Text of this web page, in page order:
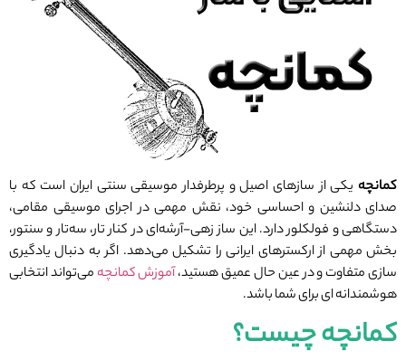
کمانچه یکی از سازهای اصیل و پرطرفدار موسیقی سنتی ایران است که با
صدای دلنشین و احساسی خود، نقش مهمی در اجرای موسیقی مقامی،
دستگاهی و فولکلور دارد. این ساز زهی-آرشه‌ای در کنار تار، سه‌تار و سنتور،
بخش مهمی از ارکسترهای ایرانی را تشکیل می‌دهد. اگر به دنبال یادگیری
سازی متفاوت و در عین حال عمیق هستید،آموزش کمانچه می‌تواند انتخابی
هوشمندانه ای برای شما باشد.
کمانچه چیست؟